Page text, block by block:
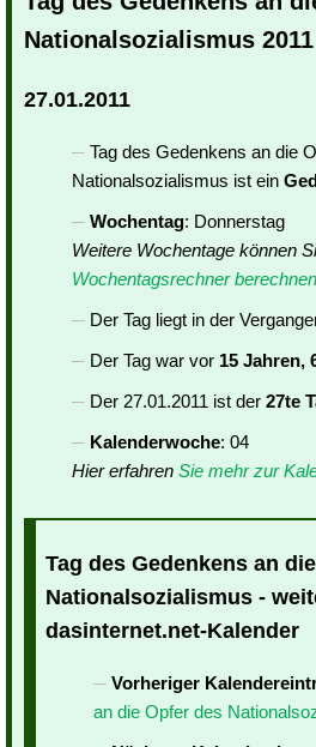
Nationalsozialismus 2011
27.01.2011
Tag des Gedenkens an die
Nationalsozialismus ist ein
Wochentag: Donnerstag
Weitere Wochentage können
Wochentagsrechner berechnen
Der Tag liegt in der
Der Tag war vor 15 Jahren,
Der 27.01.2011 ist der 27te
Kalenderwoche: 04
Hier erfahren Sie mehr zur
Tag des Gedenkens an
Nationalsozialismus -
dasinternet.net-Kalender
Vorheriger
an die Opfer des